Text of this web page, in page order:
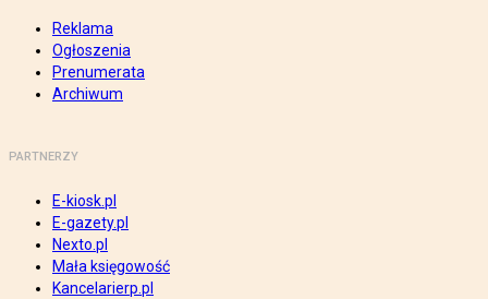
Reklama
Ogłoszenia
Prenumerata
Archiwum
PARTNERZY
E-kiosk.pl
E-gazety.pl
Nexto.pl
Mała księgowość
Kancelarierp.pl